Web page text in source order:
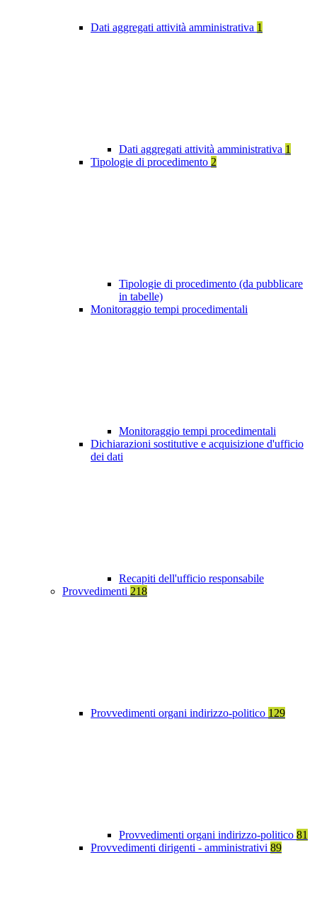
Dati aggregati attività amministrativa 1
Dati aggregati attività amministrativa 1
Tipologie di procedimento 2
Tipologie di procedimento (da pubblicare
in tabelle)
Monitoraggio tempi procedimentali
Monitoraggio tempi procedimentali
Dichiarazioni sostitutive e acquisizione d'ufficio
dei dati
Recapiti dell'ufficio responsabile
Provvedimenti 218
Provvedimenti organi indirizzo-politico 129
Provvedimenti organi indirizzo-politico 81
Provvedimenti dirigenti - amministrativi 89